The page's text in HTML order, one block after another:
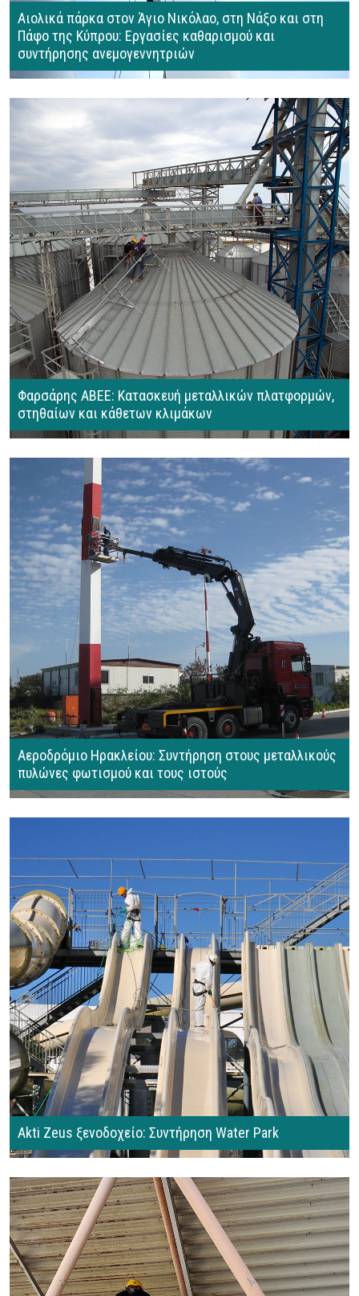
Αιολικά πάρκα στον Άγιο Νικόλαο, στη Νάξο και στη
Πάφο της Κύπρου: Εργασίες καθαρισμού και
συντήρησης ανεμογεννητριών
Φαρσάρης ΑΒΕΕ: Κατασκευή μεταλλικών πλατφορμών,
στηθαίων και κάθετων κλιμάκων
Αεροδρόμιο Ηρακλείου: Συντήρηση στους μεταλλικούς
πυλώνες φωτισμού και τους ιστούς
Akti Zeus ξενοδοχείο: Συντήρηση Water Park